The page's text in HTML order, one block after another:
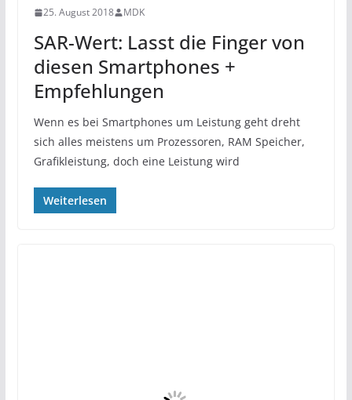
25. August 2018 MDK
SAR-Wert: Lasst die Finger von
diesen Smartphones +
Empfehlungen
Wenn es bei Smartphones um Leistung geht dreht
sich alles meistens um Prozessoren, RAM Speicher,
Grafikleistung, doch eine Leistung wird
Weiterlesen